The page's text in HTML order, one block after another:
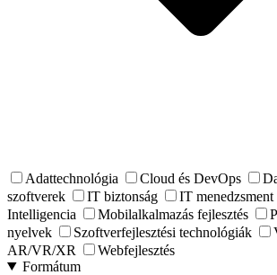
Adattechnológia Cloud és DevOps
szoftverek
IT biztonság IT menedzsment
Intelligencia
Mobilalkalmazás fejlesztés
nyelvek
Szoftverfejlesztési technológiák
AR/VR/XR
Webfejlesztés
Formátum